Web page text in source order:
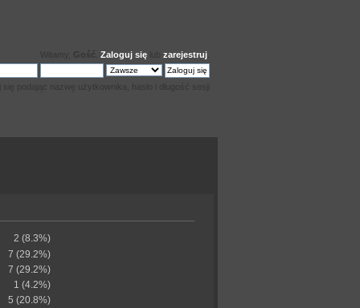
Witamy, Gość Zaloguj się lub zarejestruj
się podając nazwę użytkownika, hasło i długość sesji
2 (8.3%)
7 (29.2%)
7 (29.2%)
1 (4.2%)
5 (20.8%)